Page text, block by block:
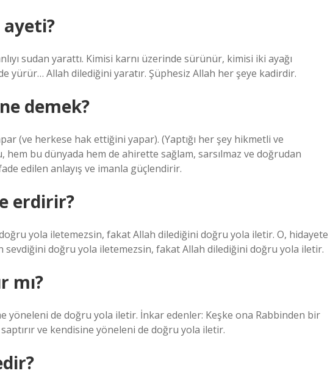
sudan yarattı. Kimisi karnı üzerinde sürünür, kimisi iki ayağı
yürür… Allah dilediğini yaratır. Şüphesiz Allah her şeye kadirdir.
demek?
(ve herkese hak ettiğini yapar). (Yaptığı her şey hikmetli ve
bu dünyada hem de ahirette sağlam, sarsılmaz ve doğrudan
edilen anlayış ve imanla güçlendirir.
erdirir?
yola iletemezsin, fakat Allah dilediğini doğru yola iletir. O, hidayete
sevdiğini doğru yola iletemezsin, fakat Allah dilediğini doğru yola iletir.
mı?
yöneleni de doğru yola iletir. İnkar edenler: Keşke ona Rabbinden bir
ve kendisine yöneleni de doğru yola iletir.